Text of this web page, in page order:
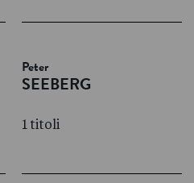
Peter
SEEBERG
1 titoli